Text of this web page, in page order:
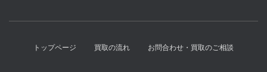
トップページ 買取の流れ お問合わせ・買取のご相談